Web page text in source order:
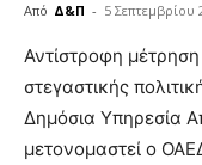
Από Δ&Π - 5 Σεπτεμβρίου
blonde
lesbians
very
hot
cam
Αντίστροφη
στεγαστικής
Δημόσια Υπηρεσία
μετονομαστεί ο